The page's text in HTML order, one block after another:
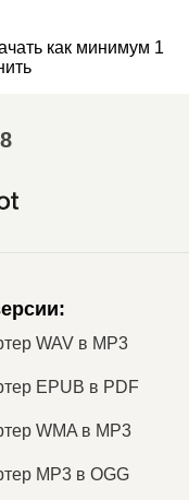
как минимум 1
:
WAV в MP3
EPUB в PDF
WMA в MP3
MP3 в OGG